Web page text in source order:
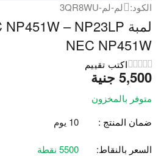
الكود: لم-لم-3QR8WU
NEC NP451W
اكتب تقييم
جنية 5,500
متوفر بالمخزون
ضمان المنتج :
10 يوم
السعر بالنقاط: 5500 نقطة